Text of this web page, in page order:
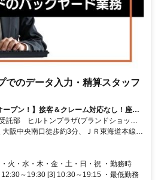
でのデータ入力・精算スタッフ
ープン！】接客＆クレーム対応なし！座り
ずれか含む週3日～OK！18時以降＆土日
託部 ヒルトンプラザ(ブランドショッ
阪中央南口徒歩約3分、ＪＲ東海道本線
火・水・木・金・土・日・祝 ・勤務時
～19:30 [3] 10:30～19:15 ・最低勤務